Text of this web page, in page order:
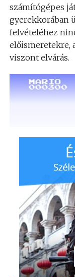
számítógépes
gyerekkorában
felvételéhez
előismeretekre,
viszont elvárás.
Az SZTE TTIK
volt hallgatóit
amelybenBiró